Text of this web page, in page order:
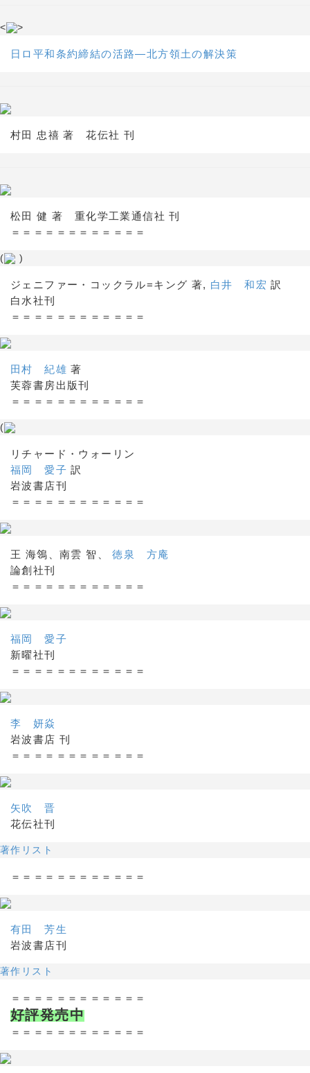
< >
日ロ平和条約締結の活路―北方領土の解決策
村田 忠禧 著 花伝社 刊
松田 健 著 重化学工業通信社 刊
＝＝＝＝＝＝＝＝＝＝＝＝
( )
ジェニファー・コックラル=キング 著, 白井 和宏 訳
白水社刊
＝＝＝＝＝＝＝＝＝＝＝＝
田村 紀雄 著
芙蓉書房出版刊
＝＝＝＝＝＝＝＝＝＝＝＝
(
リチャード・ウォーリン
福岡 愛子 訳
岩波書店刊
＝＝＝＝＝＝＝＝＝＝＝＝
王 海鴒、南雲 智、徳泉 方庵
論創社刊
＝＝＝＝＝＝＝＝＝＝＝＝
福岡 愛子
新曜社刊
＝＝＝＝＝＝＝＝＝＝＝＝
李 妍焱
岩波書店 刊
＝＝＝＝＝＝＝＝＝＝＝＝
矢吹 晋
花伝社刊
著作リスト
＝＝＝＝＝＝＝＝＝＝＝＝
有田 芳生
岩波書店刊
著作リスト
＝＝＝＝＝＝＝＝＝＝＝＝
好評発売中
＝＝＝＝＝＝＝＝＝＝＝＝